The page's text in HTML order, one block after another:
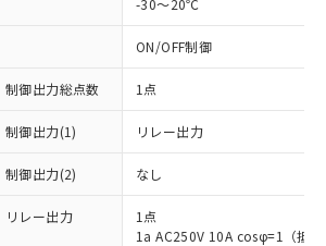
-30～20℃
ON/OFF制御
制御出力総点数 1点
制御出力(1) リレー出力
制御出力(2) なし
リレー出力
1点
1a AC250V 10A cosφ=1（抵